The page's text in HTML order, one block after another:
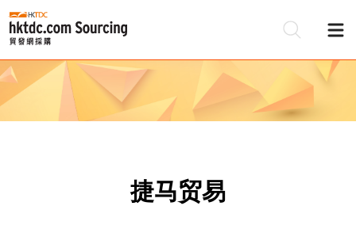
捷马贸易